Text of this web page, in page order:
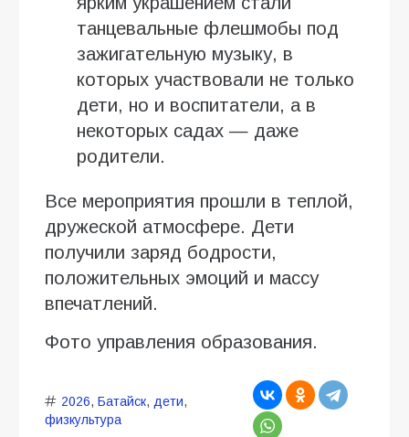
танцевальные флешмобы под
зажигательную музыку, в
которых участвовали не только
дети, но и воспитатели, а в
некоторых садах — даже
родители.
Все мероприятия прошли в теплой,
дружеской атмосфере. Дети
получили заряд бодрости,
положительных эмоций и массу
впечатлений.
Фото управления образования.
2026, Батайск, дети,
физкультура